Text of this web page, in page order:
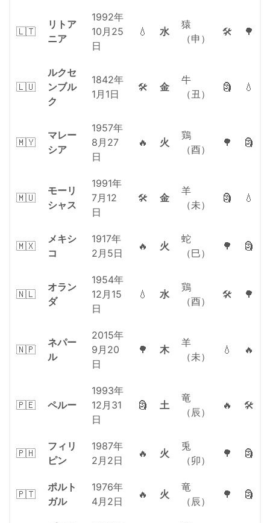
🇱🇹
リトア
ニア
1992年
10月25
日
💧 水
猿
（申）
🛠 🌳
🇱🇺
ルクセ
ンブル
ク
1842年
1月1日
🛠 金
牛
（丑）
🗿 💧
🇲🇾
マレー
シア
1957年
8月27
日
🔥 火
鶏
（酉）
🌳 🗿
🇲🇺
モーリ
シャス
1991年
7月12
日
🛠 金
羊
（未）
🗿 💧
🇲🇽
メキシ
コ
1917年
2月5日
🔥 火
蛇
（巳）
🌳 🗿
🇳🇱
オラン
ダ
1954年
12月15
日
💧 水
鶏
（酉）
🛠 🌳
🇳🇵
ネパー
ル
2015年
9月20
日
🌳 木
羊
（未）
💧 🔥
🇵🇪 ペルー
1993年
12月31
日
🗿 土
竜
（辰）
🔥 🛠
🇵🇭
フィリ
ピン
1987年
2月2日
🔥 火
兎
（卯）
🌳 🗿
🇵🇹
ポルト
ガル
1976年
4月2日
🔥 火
竜
（辰）
🌳 🗿